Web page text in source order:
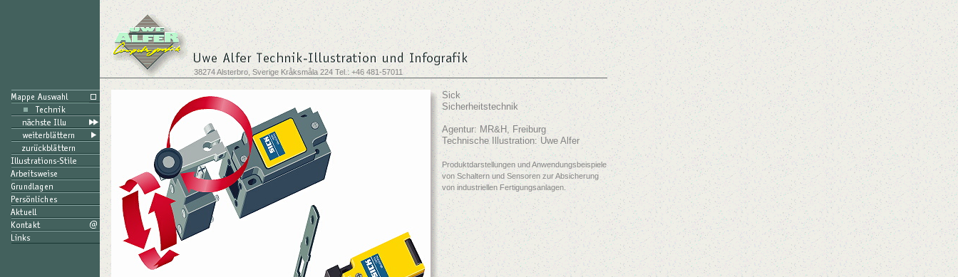
38274 Alsterbro, Sverige Kråksmåla 224 Tel.: +46 481-57011
Sick
Sicherheitstechnik
Agentur: MR&H, Freiburg
Technische Illustration: Uwe Alfer
Produktdarstellungen und Anwendungsbeispiele
von Schaltern und Sensoren zur Absicherung
von industriellen Fertigungsanlagen.